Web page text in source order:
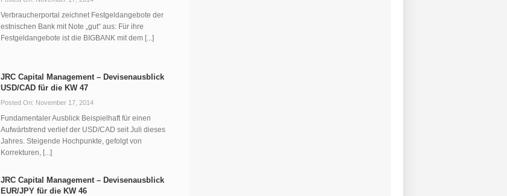
Verbraucherportal zeichnet Festgeldangebote der
estnischen Bank mit Note „gut“ aus: Für ihre
Festgeldangebote ist die BIGBANK mit dem [...]
JRC Capital Management – Devisenausblick
USD/CAD für die KW 47
Posted On: November 17, 2014
Fundamentaler Ausblick Beispielhaft für einen
Aufwärtstrend verlief der USD/CAD seit Juli dieses
Jahres. Steigende Hochpunkte, gefolgt von
Korrekturen, [...]
JRC Capital Management – Devisenausblick
EUR/JPY für die KW 46